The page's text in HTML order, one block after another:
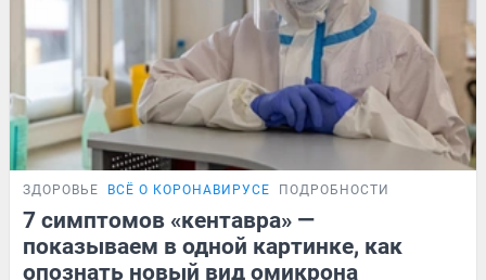
ЗДОРОВЬЕ ВСЁ О КОРОНАВИРУСЕ ПОДРОБНОСТИ
7 симптомов «кентавра» —
показываем в одной картинке, как
опознать новый вид омикрона